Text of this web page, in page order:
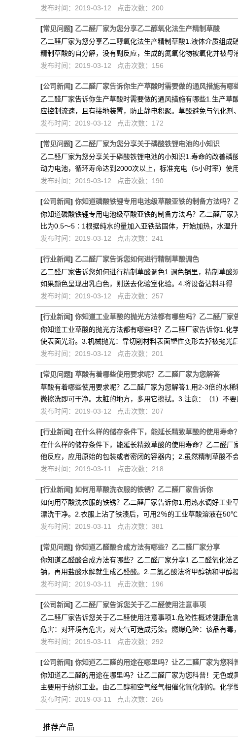
发布时间：2019-03-12 点击次数：200
[常见问题] 乙二醛厂家为您分享乙二醇氧化法生产精制草酸
乙二醛厂家为您分享乙二醇氧化法生产精制草酸1.液体介质组
精制草酸的自分解，没有副反应，生成的氮氧化物被氧化并被母
发布时间：2019-03-12 点击次数：156
[公司新闻] 乙二醛厂家告诉你生产草酸时需要做的通风措施有哪
乙二醛厂家告诉你生产草酸时需要做的通风措施有哪些1.生产
应控制流速，且有接地装置，防止静电积聚。草酸避免与氧化剂
发布时间：2019-03-12 点击次数：172
[常见问题] 乙二醛厂家为您分享关于磷酸铁锂电池的小知识
乙二醛厂家为您分享关于磷酸铁锂电池的小知识1.寿命的改善
动力电池，循环寿命达到2000次以上，标准充电（5小时率）使用
发布时间：2019-03-12 点击次数：190
[公司新闻] 你知道磷酸铁锂专用电池级草酸亚铁的制备方法吗？
你知道磷酸铁锂专用电池级草酸亚铁的制备方法吗？乙二醛厂
比为0.5～5∶1根据纯水的量加入亚铁盐固体，开始加热，水温
发布时间：2019-03-12 点击次数：241
[行业新闻] 乙二醛厂家告诉您如何进行精制草酸调色
乙二醛厂家告诉您如何进行精制草酸调色1.调色锅里，精制草
如果颜色呈现出乳白色，则送去化验室化验。4.将设备沾料斗得
发布时间：2019-03-12 点击次数：257
[行业新闻] 你知道工业草酸的抛光方法都有哪些吗？乙二醛厂家
你知道工业草酸的抛光方法都有哪些吗？乙二醛厂家告诉你1.化
使表面光滑。3.机械抛光：靠切削材料表面塑性变形去掉被抛光
发布时间：2019-03-12 点击次数：201
[常见问题] 草酸有着哪些使用要求呢？乙二醛厂家为您解答
草酸有着哪些使用要求呢？乙二醛厂家为您解答1.用2-3倍的水
微擦洗即可干净。太脏的地方，多用它擦拭。3.注意：（1）不要
发布时间：2019-03-12 点击次数：207
[行业新闻] 在什么样的储存条件下，能延长精致草酸的使用寿命
在什么样的储存条件下，能延长精致草酸的使用寿命？乙二醛
他反应，应用原始的包装或者密闭的容器内；2.虽然精制草酸不
发布时间：2019-03-11 点击次数：218
[行业新闻] 如何用草酸洗衣服的铁锈？乙二醛厂家告诉你
如何用草酸洗衣服的铁锈？乙二醛厂家告诉你1.用热水调好工
漂洗干净。2.衣服上沾了铁渍后，可用2％的工业草酸溶液在
发布时间：2019-03-11 点击次数：381
[常见问题] 你知道乙醛酸合成方法有哪些？乙二醛厂家分享
你知道乙醛酸合成方法有哪些？乙二醛厂家分享1.乙二醛氧化
钠，再用盐酸水解就生成乙醛酸。2.二氯乙酸法将甲醇钠和甲醇
发布时间：2019-03-11 点击次数：196
[公司新闻] 乙二醛厂家告诉您关于乙二醛使用注意事项
乙二醛厂家告诉您关于乙二醛使用注意事项1.危险性概述健康
危害：对环境有危害，对大气可造成污染。燃爆危险：该品有毒
发布时间：2019-03-11 点击次数：292
[公司新闻] 你知道乙二醛的用途在哪里吗？让乙二醛厂家为您科普
你知道乙二醛的用途在哪里吗？让乙二醛厂家为您科普！无色
主要用于纺织工业。由乙二醇和空气经气相催化氧化制的。化学
发布时间：2019-03-11 点击次数：265
推荐产品